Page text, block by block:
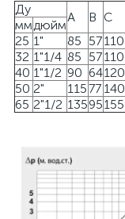
Ду
A B C
ммдюйм
25 1" 85 57110
32 1"1/4 85 57110
40 1"1/2 90 64120
50 2" 11577 140
65 2"1/2 13595155